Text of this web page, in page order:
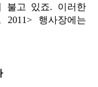
불고 있죠. 이러한
2011> 행사장에는